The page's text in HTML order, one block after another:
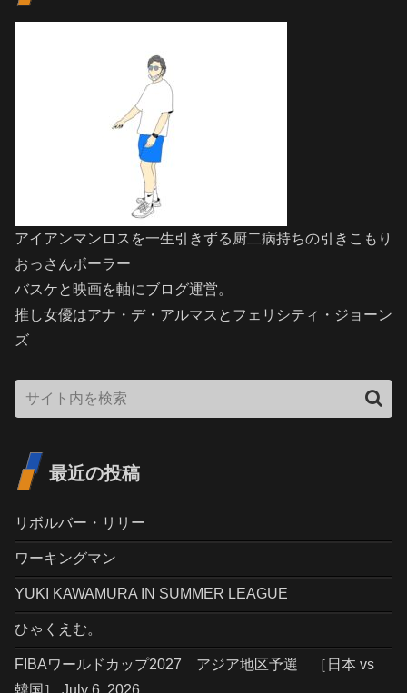
アイアンマンロスを一生引きずる厨二病持ちの引きこもり
おっさんボーラー
バスケと映画を軸にブログ運営。
推し女優はアナ・デ・アルマスとフェリシティ・ジョーン
ズ
最近の投稿
リボルバー・リリー
ワーキングマン
YUKI KAWAMURA IN SUMMER LEAGUE
ひゃくえむ。
FIBAワールドカップ2027 アジア地区予選 ［日本 vs
韓国］ July 6, 2026